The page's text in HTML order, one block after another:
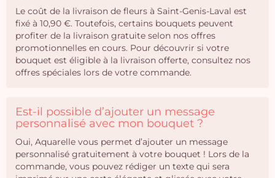
Le coût de la livraison de fleurs à Saint-Genis-Laval est
fixé à 10,90 €. Toutefois, certains bouquets peuvent
profiter de la livraison gratuite selon nos offres
promotionnelles en cours. Pour découvrir si votre
bouquet est éligible à la livraison offerte, consultez nos
offres spéciales lors de votre commande.
Est-il possible d’ajouter un message
personnalisé avec mon bouquet ?
Oui, Aquarelle vous permet d’ajouter un message
personnalisé gratuitement à votre bouquet ! Lors de la
commande, vous pouvez rédiger un texte qui sera